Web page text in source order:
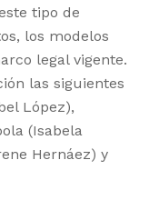
tipo de
los modelos
legal vigente.
las siguientes
López),
(Isabela
Hernáez) y